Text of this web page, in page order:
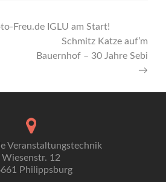
Freu.de IGLU am Start!
Schmitz Katze auf’m
Bauernhof – 30 Jahre Sebi
→
Veranstaltungstechnik
Wiesenstr. 12
Philippsburg